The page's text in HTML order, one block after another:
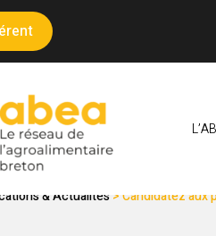
& Actualités>Candidatez aux